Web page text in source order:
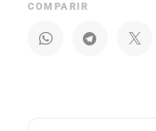
COMPARIR